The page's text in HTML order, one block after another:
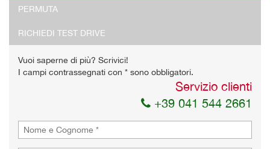
Acconsento al trattamento dei miei dati per finalità di
Invia la tua richiesta
PERMUTA
RICHIEDI TEST DRIVE
Vuoi saperne di più? Scrivici!
I campi contrassegnati con * sono obbligatori.
Servizio clienti
+39 041 544 2661